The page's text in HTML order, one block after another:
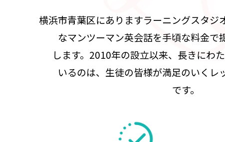
横浜市青葉区にありますラーニングスタジ
なマンツーマン英会話を手頃な料金で
します。2010年の設立以来、長きにわ
いるのは、生徒の皆様が満足のいくレ
です。